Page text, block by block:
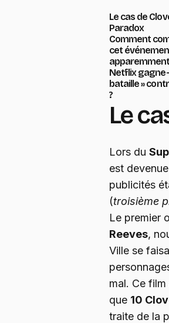
Le cas de
Paradox
Comment
cet
Netflix gagne-
bataille »
?
Le
Lors du
est
publicités
(troisième
Le premier
Reeves,
Ville se
mal. Ce
que 10
traite de la